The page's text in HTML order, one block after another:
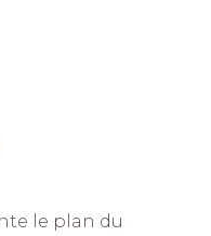
le plan du